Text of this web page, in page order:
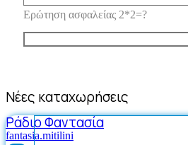
Ερώτηση ασφαλείας 2*2=?
Νέες καταχωρήσεις
Ράδιο Φαντασία
fantasia.mitilini